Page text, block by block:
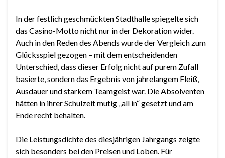
In der festlich geschmückten Stadthalle spiegelte sich
das Casino-Motto nicht nur in der Dekoration wider.
Auch in den Reden des Abends wurde der Vergleich zum
Glücksspiel gezogen – mit dem entscheidenden
Unterschied, dass dieser Erfolg nicht auf purem Zufall
basierte, sondern das Ergebnis von jahrelangem Fleiß,
Ausdauer und starkem Teamgeist war. Die Absolventen
hätten in ihrer Schulzeit mutig „all in“ gesetzt und am
Ende recht behalten.
Die Leistungsdichte des diesjährigen Jahrgangs zeigte
sich besonders bei den Preisen und Loben. Für